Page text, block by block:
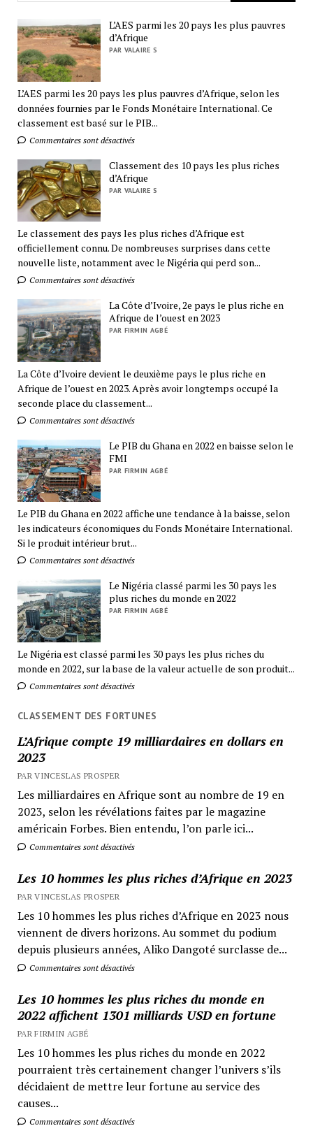
L’AES parmi les 20 pays les plus pauvres
d’Afrique
PAR VALAIRE S
L’AES parmi les 20 pays les plus pauvres d’Afrique, selon les
données fournies par le Fonds Monétaire International. Ce
classement est basé sur le PIB...
Commentaires sont désactivés
Classement des 10 pays les plus riches
d’Afrique
PAR VALAIRE S
Le classement des pays les plus riches d’Afrique est
officiellement connu. De nombreuses surprises dans cette
nouvelle liste, notamment avec le Nigéria qui perd son...
Commentaires sont désactivés
La Côte d’Ivoire, 2e pays le plus riche en
Afrique de l’ouest en 2023
PAR FIRMIN AGBÉ
La Côte d’Ivoire devient le deuxième pays le plus riche en
Afrique de l’ouest en 2023. Après avoir longtemps occupé la
seconde place du classement...
Commentaires sont désactivés
Le PIB du Ghana en 2022 en baisse selon le
FMI
PAR FIRMIN AGBÉ
Le PIB du Ghana en 2022 affiche une tendance à la baisse, selon
les indicateurs économiques du Fonds Monétaire International.
Si le produit intérieur brut...
Commentaires sont désactivés
Le Nigéria classé parmi les 30 pays les
plus riches du monde en 2022
PAR FIRMIN AGBÉ
Le Nigéria est classé parmi les 30 pays les plus riches du
monde en 2022, sur la base de la valeur actuelle de son produit...
Commentaires sont désactivés
CLASSEMENT DES FORTUNES
L’Afrique compte 19 milliardaires en dollars en
2023
PAR VINCESLAS PROSPER
Les milliardaires en Afrique sont au nombre de 19 en
2023, selon les révélations faites par le magazine
américain Forbes. Bien entendu, l’on parle ici...
Commentaires sont désactivés
Les 10 hommes les plus riches d’Afrique en 2023
PAR VINCESLAS PROSPER
Les 10 hommes les plus riches d’Afrique en 2023 nous
viennent de divers horizons. Au sommet du podium
depuis plusieurs années, Aliko Dangoté surclasse de...
Commentaires sont désactivés
Les 10 hommes les plus riches du monde en
2022 affichent 1301 milliards USD en fortune
PAR FIRMIN AGBÉ
Les 10 hommes les plus riches du monde en 2022
pourraient très certainement changer l’univers s’ils
décidaient de mettre leur fortune au service des
causes...
Commentaires sont désactivés